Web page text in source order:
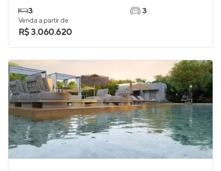
3
3
Venda a partir de
R$ 3.060.620